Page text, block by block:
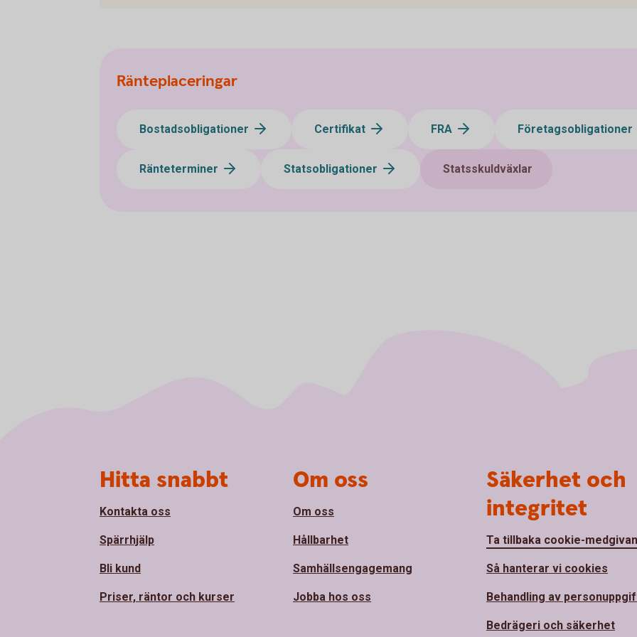
Ränteplaceringar
Bostadsobligationer Certifikat FRA Företagsobligationer
Ränteterminer Statsobligationer Statsskuldväxlar
Hitta snabbt
Kontakta oss
Spärrhjälp
Bli kund
Priser, räntor och kurser
Om oss
Om oss
Hållbarhet
Samhällsengagemang
Jobba hos oss
Säkerhet och
integritet
Ta tillbaka cookie-
Så hanterar vi cookies
Behandling av
Bedrägeri och säkerhet